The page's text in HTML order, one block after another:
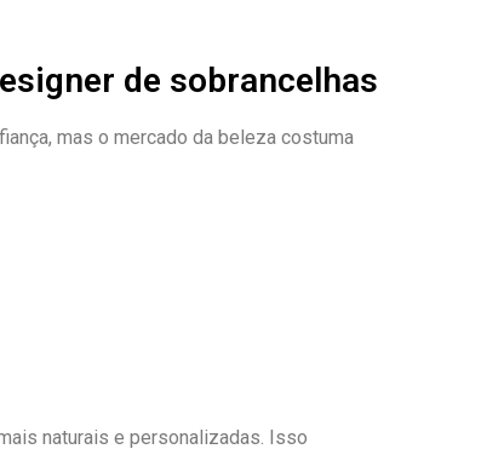
de sobrancelhas
mas o mercado da beleza costuma
naturais e personalizadas. Isso